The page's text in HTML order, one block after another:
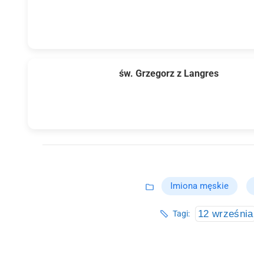
św. Grzegorz z Langres
Imiona męskie
Tagi: 12 września